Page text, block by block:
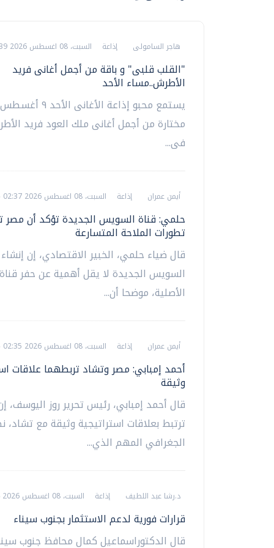
هاجر السامولى إذاعة السبت، 08 اغسطس 2026 02:39 م
"القلب قلبى" و باقة من أجمل أغانى فريد
الأطرش..مساء الأحد
يستمع محبو إذاعة
مختارة من أجمل أغانى ملك العود فريد
فى...
أيمن عمران إذاعة السبت، 08 اغسطس 2026 02:37 م
حلمي: قناة السويس الجديدة تؤكد أن مصر
تطورات الملاحة المتسارعة
قال ضياء حلمي، الخبير الاقتصادي، إن
السويس الجديدة لا يقل أهمية عن حفر
الأصلية، موضحا أن...
أيمن عمران إذاعة السبت، 08 اغسطس 2026 02:35 م
أحمد إمبابي: مصر وتشاد تربطهما علاقات
وثيقة
قال أحمد إمبابي، رئيس تحرير روز اليوسف،
ترتبط بعلاقات استراتيجية وثيقة مع تشاد،
الجغرافي المهم الذي...
د.رشا عبد اللطيف إذاعة السبت، 08 اغسطس 2026 01:36 م
قرارات فورية لدعم الاستثمار بجنوب سيناء
قال الدكتوراسماعيل كمال محافظ جنوب